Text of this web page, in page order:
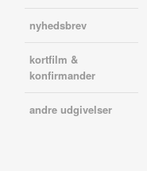
nyhedsbrev
kortfilm &
konfirmander
andre udgivelser